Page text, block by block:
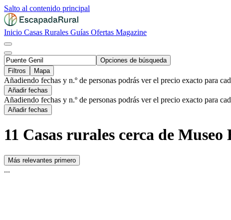
Salto al contenido principal
Inicio Casas Rurales Guías Ofertas Magazine
Opciones de búsqueda
Filtros
Mapa
Añadiendo fechas y n.º de personas podrás ver el precio exacto para
Añadir fechas
Añadiendo fechas y n.º de personas podrás ver el precio exacto para
Añadir fechas
11 Casas rurales cerca de
Más relevantes primero
...